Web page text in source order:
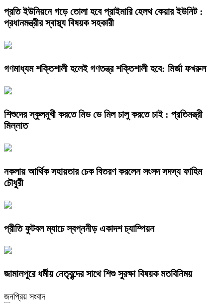
প্রতি ইউনিয়নে গড়ে তোলা হবে প্রাইমারি হেলথ কেয়ার ইউনিট :
প্রধানমন্ত্রীর স্বাস্থ্য বিষয়ক সহকারী
গণমাধ্যম শক্তিশালী হলেই গণতন্ত্র শক্তিশালী হবে: মির্জা ফখরুল
শিশুদের স্কুলমুখী করতে মিড ডে মিল চালু করতে চাই : প্রতিমন্ত্রী
মিল্লাত
নকলায় আর্থিক সহায়তার চেক বিতরণ করলেন সংসদ সদস্য ফাহিম
চৌধুরী
প্রীতি ফুটবল ম্যাচে স্বপ্ননীড় একাদশ চ্যাম্পিয়ন
জামালপুরে ধর্মীয় নেতৃবৃন্দের সাথে শিশু সুরক্ষা বিষয়ক মতবিনিময়
জনপ্রিয় সংবাদ